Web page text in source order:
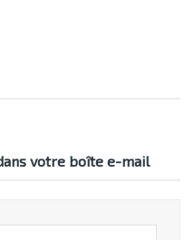
votre boîte e-mail